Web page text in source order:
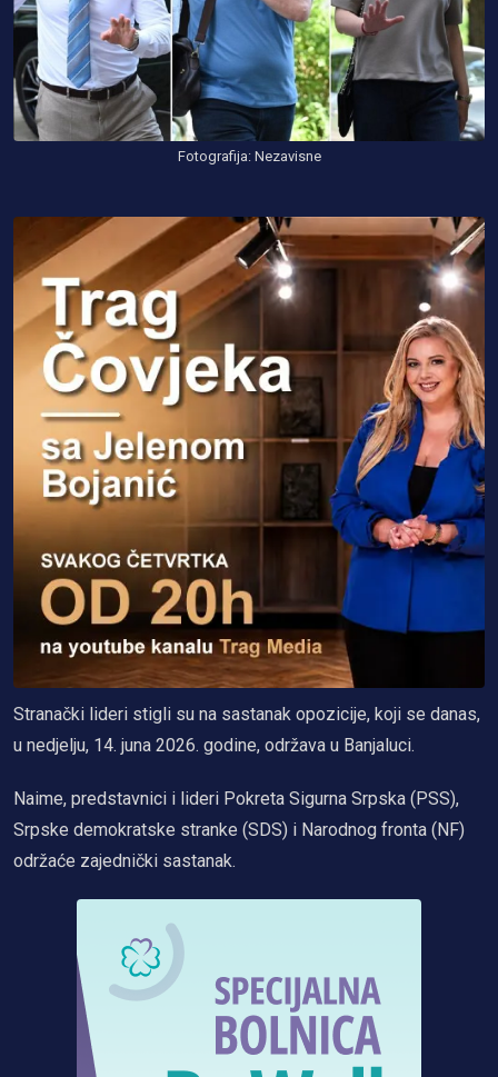
Fotografija: Nezavisne
Stranački lideri stigli su na sastanak opozicije, koji se danas,
u nedjelju, 14. juna 2026. godine, održava u Banjaluci.
Naime, predstavnici i lideri Pokreta Sigurna Srpska (PSS),
Srpske demokratske stranke (SDS) i Narodnog fronta (NF)
održaće zajednički sastanak.